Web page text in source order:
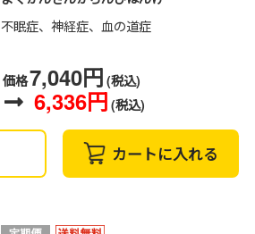
不眠症、神経症、血の道症
価格7,040円 (税込)
6,336円 (税込)
カートに入れる